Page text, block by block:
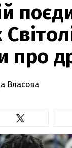
про
Власова